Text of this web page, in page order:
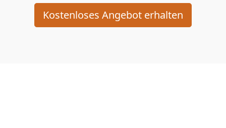
Kostenloses Angebot erhalten